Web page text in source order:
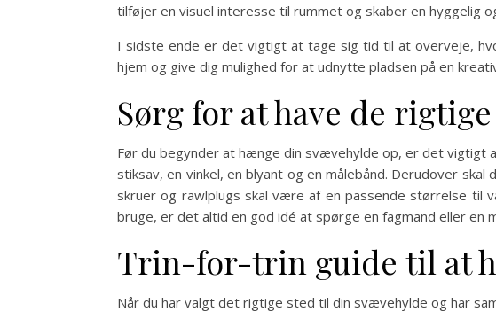
tilføjer en visuel interesse til rummet og skaber en hyggelig
I sidste ende er det vigtigt at tage sig tid til at overveje,
hjem og give dig mulighed for at udnytte pladsen på en
Sørg for at have de
Før du begynder at hænge din svævehylde op, er det vigtigt
stiksav, en vinkel, en blyant og en målebånd. Derudover
skruer og rawlplugs skal være af en passende størrelse til
bruge, er det altid en god idé at spørge en fagmand eller en
Trin-for-trin guide til at
Når du har valgt det rigtige sted til din svævehylde og har